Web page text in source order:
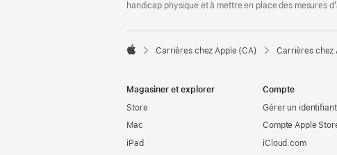
handicap physique et à mettre en place des mesures

Carrières chez Apple (CA) Carrières chez
Magasiner et explorer
Store
Mac
iPad
Compte
Gérer un
Compte Apple
iCloud.com